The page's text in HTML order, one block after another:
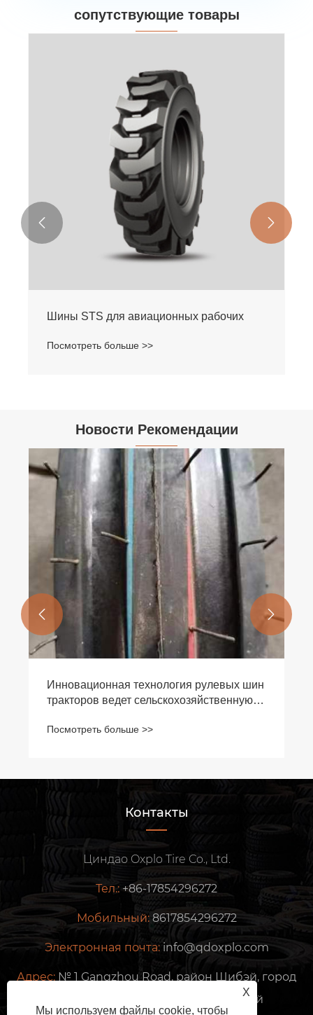
сопутствующие товары
Шины для авиационных рабочих SSS
Посмотреть больше >>
 
Новости Рекомендации
Действительно ли свинцово-кислотные
аккумуляторы дешевле литиевых?
Посмотреть больше >>
 
Контакты
Циндао Oxplo Tire Co., Ltd.
Тел.: +86-17854296272
Мобильный: 8617854296272
Электронная почта: info@qdoxplo.com
Адрес: № 1 Gangzhou Road, район Шибэй, город
Циндао, провинция Шаньдун, Китай
X
Мы используем файлы cookie, чтобы